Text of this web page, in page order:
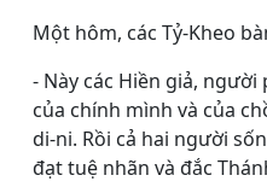
Một hôm, các Tỷ-Kheo
- Này các Hiền giả,
của chính mình và của
di-ni. Rồi cả hai người
đạt tuệ nhãn và đắc